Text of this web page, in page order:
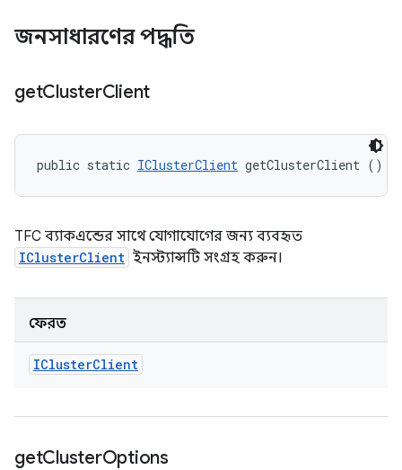
জনসাধারণের পদ্ধতি
getClusterClient
public static IClusterClient getClusterClient ()
TFC ব্যাকএন্ডের সাথে যোগাযোগের জন্য ব্যবহৃত
IClusterClient ইনস্ট্যান্সটি সংগ্রহ করুন।
ফেরত
IClusterClient
getClusterOptions